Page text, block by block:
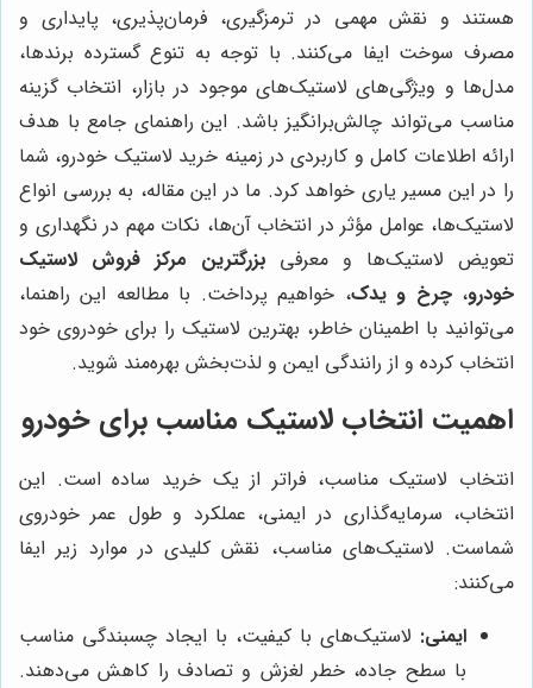
هستند و نقش مهمی در ترمزگیری، فرمان‌پذیری، پایداری و
مصرف سوخت ایفا می‌کنند. با توجه به تنوع گسترده برندها،
مدل‌ها و ویژگی‌های لاستیک‌های موجود در بازار، انتخاب گزینه
مناسب می‌تواند چالش‌برانگیز باشد. این راهنمای جامع با هدف
ارائه اطلاعات کامل و کاربردی در زمینه خرید لاستیک خودرو، شما
را در این مسیر یاری خواهد کرد. ما در این مقاله، به بررسی انواع
لاستیک‌ها، عوامل مؤثر در انتخاب آن‌ها، نکات مهم در نگهداری و
تعویض لاستیک‌ها و معرفی بزرگترین مرکز فروش لاستیک
خودرو،چرخ و یدک، خواهیم پرداخت. با مطالعه این راهنما،
می‌توانید با اطمینان خاطر، بهترین لاستیک را برای خودروی خود
انتخاب کرده و از رانندگی ایمن و لذت‌بخش بهره‌مند شوید.
اهمیت انتخاب لاستیک مناسب برای خودرو
انتخاب لاستیک مناسب، فراتر از یک خرید ساده است. این
انتخاب، سرمایه‌گذاری در ایمنی، عملکرد و طول عمر خودروی
شماست. لاستیک‌های مناسب، نقش کلیدی در موارد زیر ایفا
می‌کنند:
ایمنی: لاستیک‌های با کیفیت، با ایجاد چسبندگی مناسب
با سطح جاده، خطر لغزش و تصادف را کاهش می‌دهند.